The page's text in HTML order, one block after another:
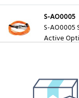
S-AO0005
S-AO0005
Active